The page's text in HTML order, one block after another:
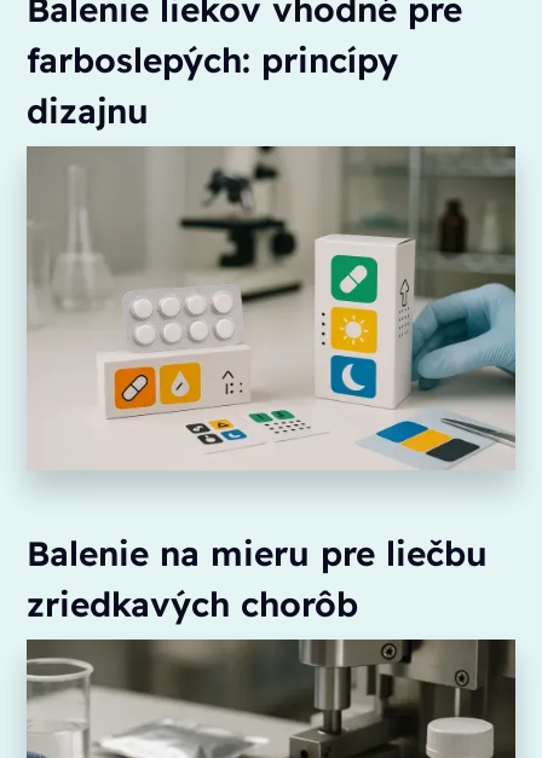
Balenie liekov vhodné pre
farboslepých: princípy
dizajnu
Balenie na mieru pre liečbu
zriedkavých chorôb